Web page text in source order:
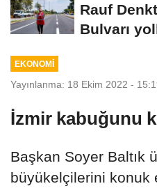
Rauf
Bulvarı
EKONOMİ
Yayınlanma: 18 Ekim 2022 -
İzmir kabuğunu
Başkan Soyer Baltık
büyükelçilerini konuk